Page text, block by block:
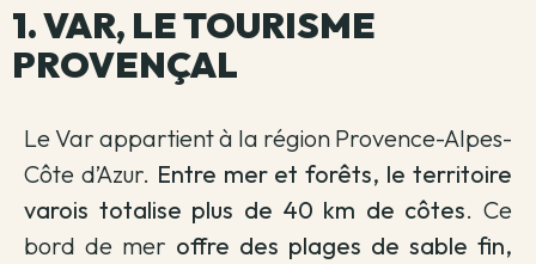
1. VAR, LE TOURISME
PROVENÇAL
Le Var appartient à la région Provence-Alpes-
Côte d’Azur. Entre mer et forêts, le territoire
varois totalise plus de 40 km de côtes. Ce
bord de mer offre des plages de sable fin,